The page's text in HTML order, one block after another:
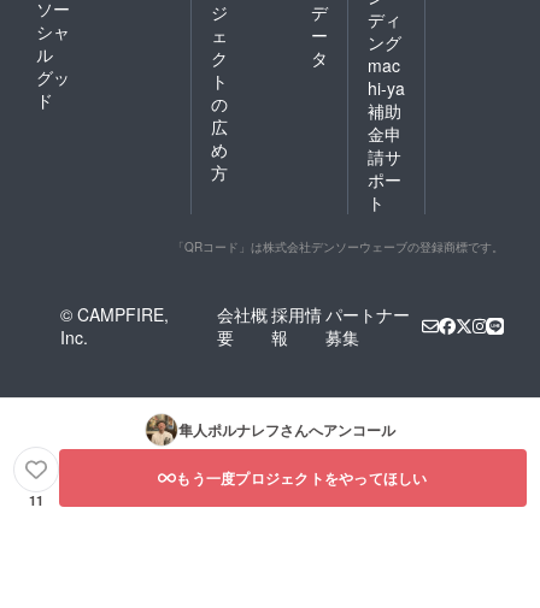
ソー
シャ
ル
グッ
ド
ジ
ェ
ク
ト
の
広
め
方
デ
ー
タ
ディ
ング
mac
hi-ya
補助
金申
請サ
ポー
ト
「QRコード」は株式会社デンソーウェーブの登録商標です。
© CAMPFIRE,
Inc.
会社概
要
採用情
報
パートナー
募集
隼人ポルナレフさんへアンコール
11
もう一度プロジェクトをやってほしい